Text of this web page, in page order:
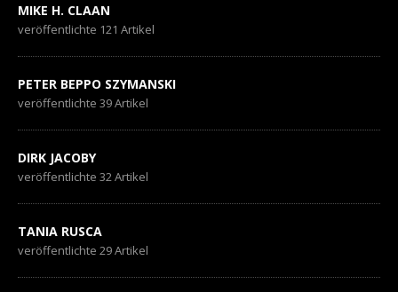
MIKE H. CLAAN
veröffentlichte 121 Artikel
PETER BEPPO SZYMANSKI
veröffentlichte 39 Artikel
DIRK JACOBY
veröffentlichte 32 Artikel
TANIA RUSCA
veröffentlichte 29 Artikel